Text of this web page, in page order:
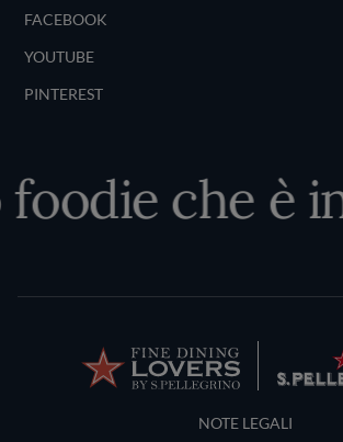
FACEBOOK
YOUTUBE
PINTEREST
che è in
Terms and Conditions
NOTE LEGALI